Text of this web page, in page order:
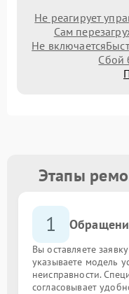
Не реагирует
Сам
Не включается
Сбой
Этапы
1
Вы оставляете
указываете модель
неисправности.
согласовывает